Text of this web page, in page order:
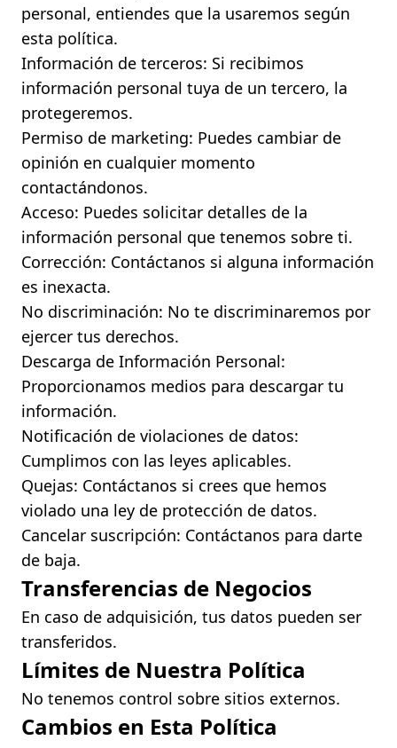
personal, entiendes que la usaremos según
esta política.
Información de terceros: Si recibimos
información personal tuya de un tercero, la
protegeremos.
Permiso de marketing: Puedes cambiar de
opinión en cualquier momento
contactándonos.
Acceso: Puedes solicitar detalles de la
información personal que tenemos sobre ti.
Corrección: Contáctanos si alguna información
es inexacta.
No discriminación: No te discriminaremos por
ejercer tus derechos.
Descarga de Información Personal:
Proporcionamos medios para descargar tu
información.
Notificación de violaciones de datos:
Cumplimos con las leyes aplicables.
Quejas: Contáctanos si crees que hemos
violado una ley de protección de datos.
Cancelar suscripción: Contáctanos para darte
de baja.
Transferencias de Negocios
En caso de adquisición, tus datos pueden ser
transferidos.
Límites de Nuestra Política
No tenemos control sobre sitios externos.
Cambios en Esta Política